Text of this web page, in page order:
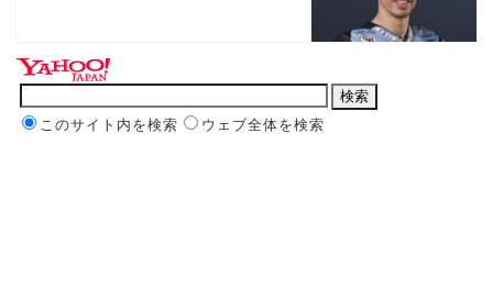
このサイト内を検索 ウェブ全体を検索